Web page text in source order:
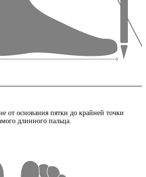
от основания пятки до крайней точки
длинного пальца.